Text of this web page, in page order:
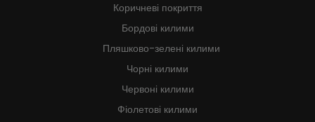
Коричневі покриття
Бордові килими
Пляшково-зелені килими
Чорні килими
Червоні килими
Фіолетові килими